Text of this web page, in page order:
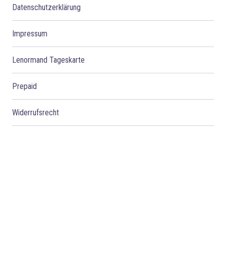
Datenschutzerklärung
Impressum
Lenormand Tageskarte
Prepaid
Widerrufsrecht